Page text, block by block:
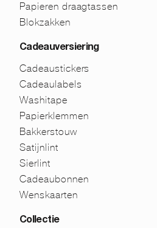
Papieren draagtassen
Blokzakken
Cadeauversiering
Cadeaustickers
Cadeaulabels
Washitape
Papierklemmen
Bakkerstouw
Satijnlint
Sierlint
Cadeaubonnen
Wenskaarten
Collectie